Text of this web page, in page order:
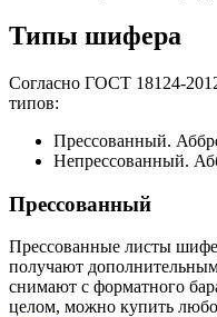
Типы шифера
Согласно ГОСТ 18124-
типов:
Прессованный.
Непрессованный.
Прессованный
Прессованные листы
получают
снимают с форматного
целом, можно купить